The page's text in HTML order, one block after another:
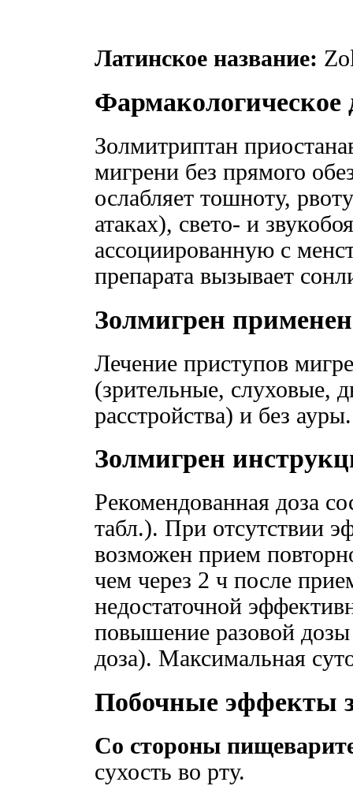
Латинское название:
Фармакологическое
Золмитриптан
мигрени без прямого
ослабляет тошноту,
атаках), свето- и
ассоциированную с
препарата вызывает
Золмигрен
Лечение приступов
(зрительные, слуховые,
расстройства) и без ауры.
Золмигрен
Рекомендованная доза
табл.). При отсутствии
возможен прием
чем через 2 ч после
недостаточной
повышение разовой
доза). Максимальная
Побочные эффекты
Со стороны
сухость во рту.